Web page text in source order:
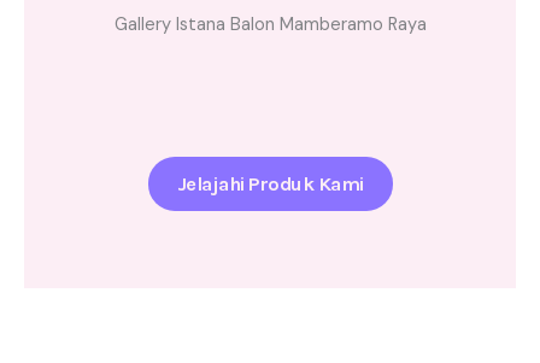
Gallery Istana Balon Mamberamo Raya
Jelajahi Produk Kami